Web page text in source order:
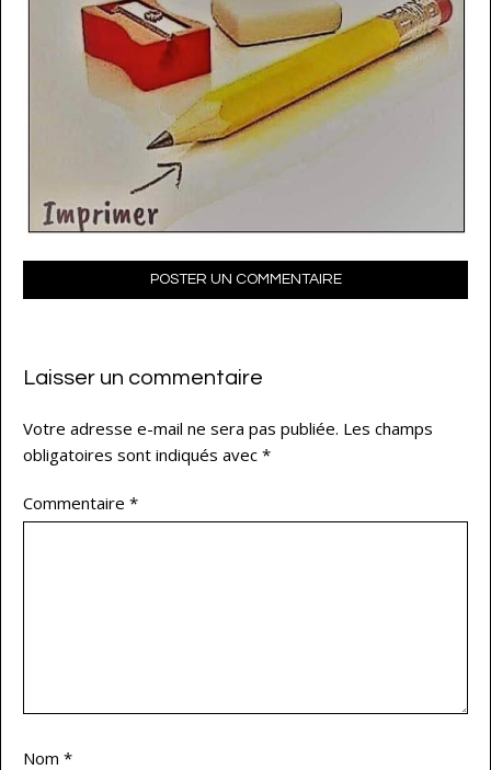
POSTER UN COMMENTAIRE
Laisser un commentaire
Votre adresse e-mail ne sera pas publiée. Les champs
obligatoires sont indiqués avec *
Commentaire *
Nom *